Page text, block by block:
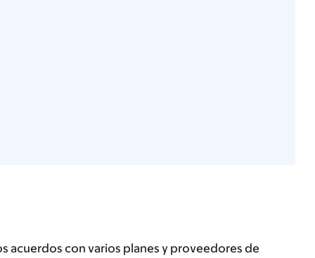
acuerdos con varios planes y proveedores de